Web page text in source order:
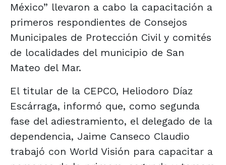
México” llevaron a cabo la capacitación a
primeros respondientes de Consejos
Municipales de Protección Civil y comités
de localidades del municipio de San
Mateo del Mar.
El titular de la CEPCO, Heliodoro Díaz
Escárraga, informó que, como segunda
fase del adiestramiento, el delegado de la
dependencia, Jaime Canseco Claudio
trabajó con World Visión para capacitar a